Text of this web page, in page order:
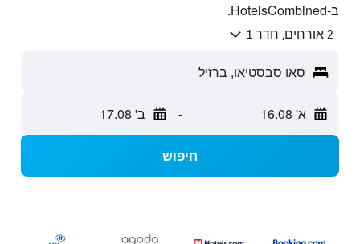
ב-HotelsCombined.
2 אורחים, חדר 1
סאו סבסטיאו, ברזיל
א' 16.08 - ב' 17.08
חיפוש